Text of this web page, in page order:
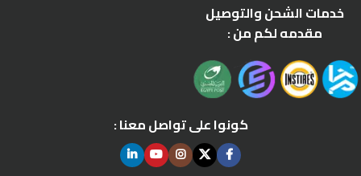
خدمات الشحن والتوصيل
مقدمه لكم من :
كونوا على تواصل معنا :